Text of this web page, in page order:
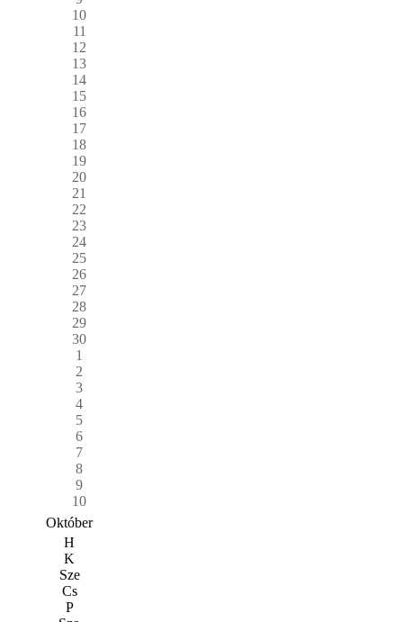
10
11
12
13
14
15
16
17
18
19
20
21
22
23
24
25
26
27
28
29
30
1
2
3
4
5
6
7
8
9
10
Október
H
K
Sze
Cs
P